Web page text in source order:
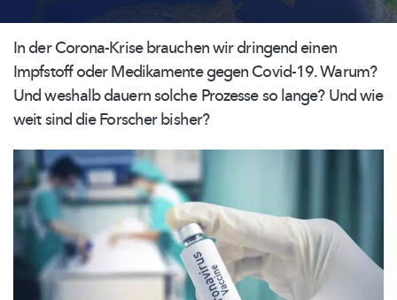
In der Corona-Krise brauchen wir dringend einen
Impfstoff oder Medikamente gegen Covid-19. Warum?
Und weshalb dauern solche Prozesse so lange? Und wie
weit sind die Forscher bisher?